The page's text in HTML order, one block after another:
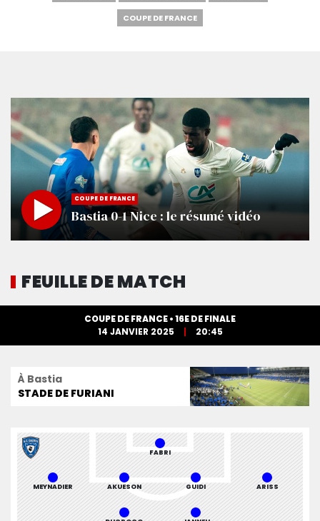
COUPE DE FRANCE
COUPE DE FRANCE
Bastia 0-1 Nice : le résumé vidéo
FEUILLE DE MATCH
COUPE DE FRANCE • 16E DE FINALE
14 JANVIER 2025
20:45
À Bastia
STADE DE FURIANI
FABRI
AKUESON
MEYNADIER ARISS
GUIDI